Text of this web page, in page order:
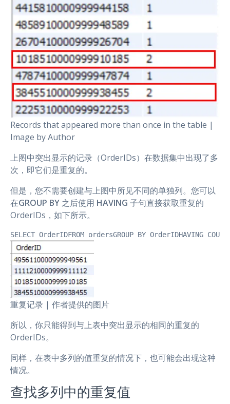
Records that appeared more than once in the table |
Image by Author
上图中突出显示的记录（OrderIDs）在数据集中出现了多
次，即它们是重复的。
但是，您不需要创建与上图中所见不同的单独列。您可以
在GROUP BY 之后使用 HAVING 子句直接获取重复的
OrderIDs，如下所示。
SELECT OrderIDFROM ordersGROUP BY OrderIDHAVING
重复记录 | 作者提供的图片
所以，你只能得到与上表中突出显示的相同的重复的
OrderIDs。
同样，在表中多列的值重复的情况下，也可能会出现这种
情况。
查找多列中的重复值